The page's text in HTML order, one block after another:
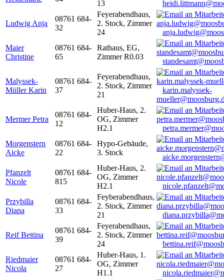
13
Ludwig Anja
08761 684-
32
Feyerabendhaus,
2. Stock, Zimmer
24
Maier
Christine
08761 684-
65
Rathaus, EG,
Zimmer R0.03
Malyssek-
Müller Karin
08761 684-
37
Feyerabendhaus,
2. Stock, Zimmer
21
karin.malyssek-
Mermer Petra
08761 684-
12
Huber-Haus, 2.
OG, Zimmer
H2.1
Morgenstern
Aicke
08761 684-
22
Hypo-Gebäude,
3. Stock
Pfanzelt
Nicole
08761 684-
815
Huber-Haus, 2.
OG, Zimmer
H2.1
Przybilla
Diana
08761 684-
33
Feyberabendhaus,
2. Stock, Zimmer
21
Reif Bettina
08761 684-
39
Feyerabendhaus,
2. Stock, Zimmer
24
Riedmaier
Nicola
08761 684-
27
Huber-Haus, 1.
OG, Zimmer
H1.1